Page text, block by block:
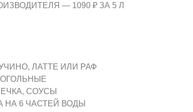
— 1090 ₽ ЗА 5 Л
ЛАТТЕ ИЛИ РАФ
СОУСЫ
НА 6 ЧАСТЕЙ ВОДЫ